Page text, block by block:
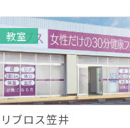
教室
リブロス笠井